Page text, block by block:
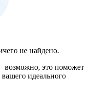
не найдено.
возможно, это поможет
идеального